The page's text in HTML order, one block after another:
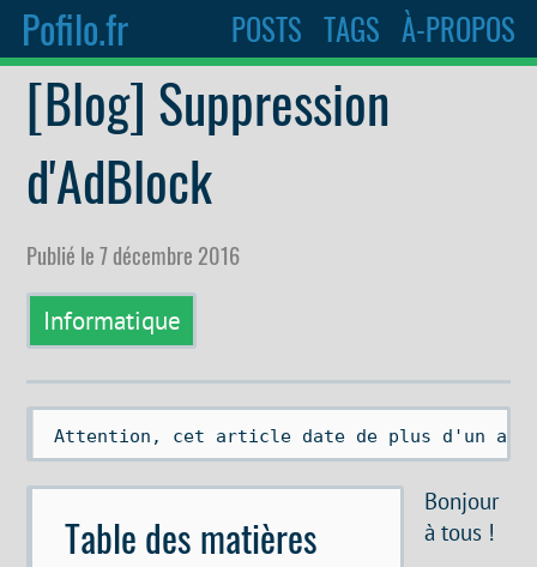
Pofilo.fr POSTS TAGS À-PROPOS
[Blog] Suppression
d'AdBlock
Publié le 7 décembre 2016
Informatique
Attention, cet article date de plus d'un
Table des matières
Bonjour
à tous !